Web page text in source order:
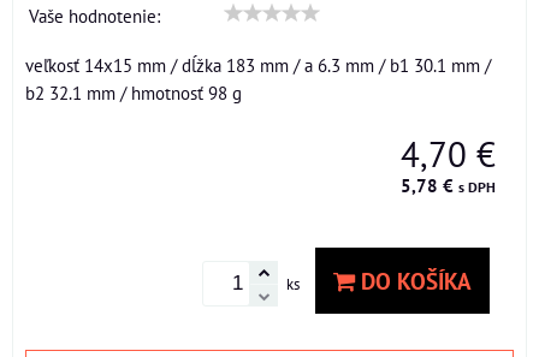
Vaše hodnotenie:
veľkosť 14x15 mm / dĺžka 183 mm / a 6.3 mm / b1 30.1 mm /
b2 32.1 mm / hmotnosť 98 g
4,70 €
5,78 € s DPH
ks DO KOŠÍKA